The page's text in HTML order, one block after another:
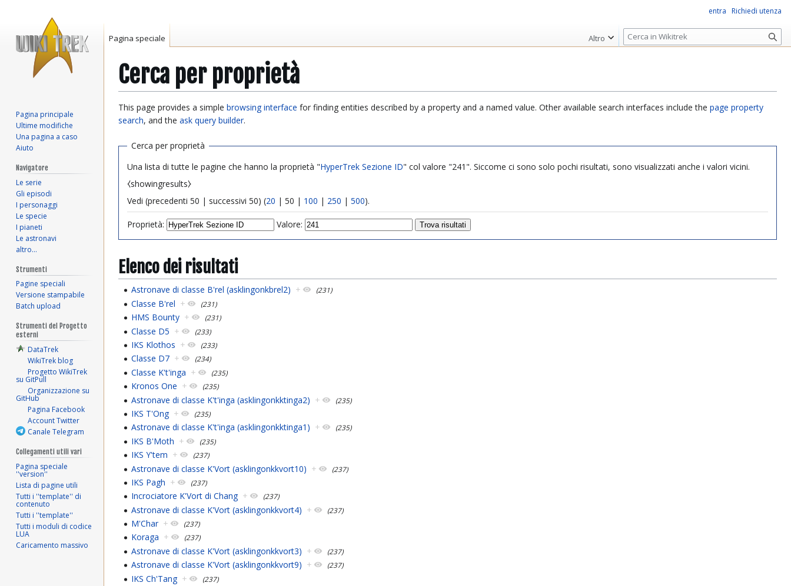
Cerca per proprietà
Vai
alla
Vai
alla
This page provides a simple browsing interface for finding entities described by a property and a named value. Other available search interfaces include the page property
search, and the ask query builder.
Cerca per proprietà
Una lista di tutte le pagine che hanno la proprietà "HyperTrek Sezione ID" col valore "241". Siccome ci sono solo pochi risultati, sono visualizzati anche i valori vicini.
⧼showingresults⧽
Vedi (precedenti 50 | successivi 50) (20 | 50 | 100 | 250 | 500).
Proprietà: Valore:
Elenco dei risultati
Astronave di classe B'rel (asklingonkbrel2) + (231)
Classe B'rel + (231)
HMS Bounty + (231)
Classe D5 + (233)
IKS Klothos + (233)
Classe D7 + (234)
Classe K't'inga + (235)
Kronos One + (235)
Astronave di classe K't'inga (asklingonkktinga2) + (235)
IKS T'Ong + (235)
Astronave di classe K't'inga (asklingonkktinga1) + (235)
IKS B'Moth + (235)
IKS Y'tem + (237)
Astronave di classe K'Vort (asklingonkkvort10) + (237)
IKS Pagh + (237)
Incrociatore K'Vort di Chang + (237)
Astronave di classe K'Vort (asklingonkkvort4) + (237)
M'Char + (237)
Koraga + (237)
Astronave di classe K'Vort (asklingonkkvort3) + (237)
Astronave di classe K'Vort (asklingonkkvort9) + (237)
IKS Ch'Tang + (237)
entra Richiedi utenza
Pagina speciale Altro
R
i
r
c
Pagina principale
Ultime modifiche
Una pagina a caso
Aiuto
Navigatore
Le serie
Gli episodi
I personaggi
Le specie
I pianeti
Le astronavi
altro…
Strumenti
Pagine speciali
Versione stampabile
Batch upload
Strumenti del Progetto
esterni
DataTrek
WikiTrek blog
Progetto WikiTrek
su GitPull
Organizzazione su
GitHub
Pagina Facebook
Account Twitter
Canale Telegram
Collegamenti utili vari
Pagina speciale
''version''
Lista di pagine utili
Tutti i ''template'' di
contenuto
Tutti i ''template''
Tutti i moduli di codice
LUA
Caricamento massivo